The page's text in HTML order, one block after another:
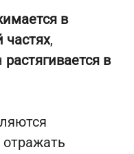
в
частях,
растягивается в